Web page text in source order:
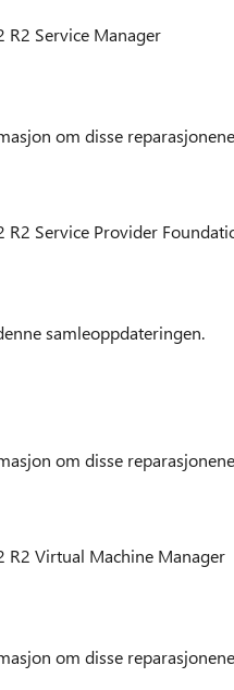
Service Manager
om disse
Service Provider
samleoppdateringen.
om disse
R2 Virtual Machine Manager
om disse